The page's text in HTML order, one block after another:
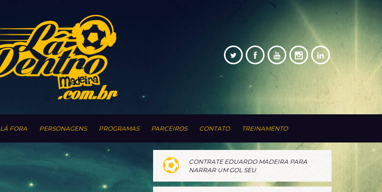
LÁ FORA PERSONAGENS PROGRAMAS PARCEIROS CONTATO TREINAMENTO
CONTRATE EDUARDO MADEIRA PARA
NARRAR UM GOL SEU